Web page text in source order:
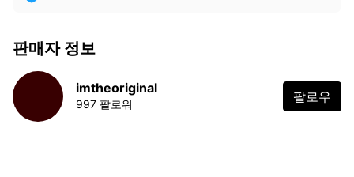
판매자 정보
imtheoriginal
997 팔로워 팔로우